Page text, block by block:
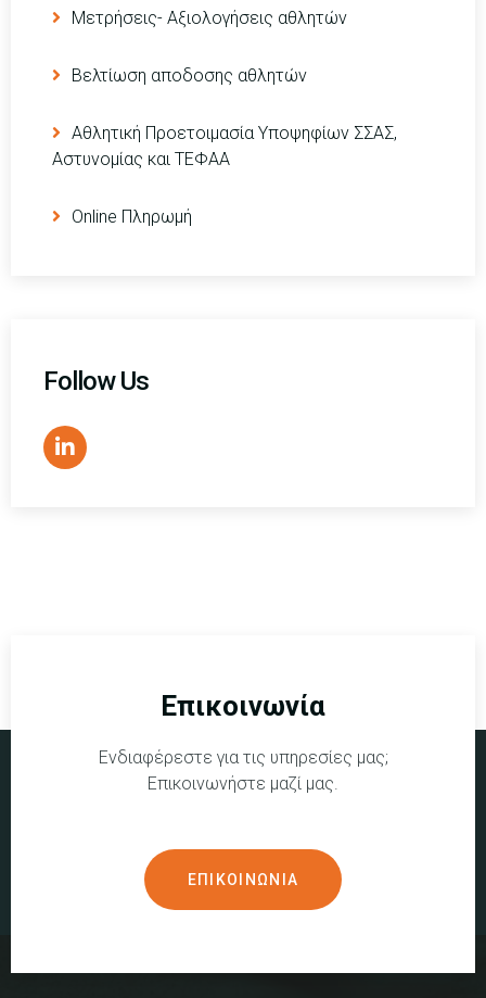
Μετρήσεις- Αξιολογήσεις αθλητών
Βελτίωση αποδοσης αθλητών
Αθλητική Προετοιμασία Υποψηφίων ΣΣΑΣ,
Αστυνομίας και ΤΕΦΑΑ
Online Πληρωμή
Follow Us
Επικοινωνία
Ενδιαφέρεστε για τις υπηρεσίες μας;
Επικοινωνήστε μαζί μας.
ΕΠΙΚΟΙΝΩΝΙΑ